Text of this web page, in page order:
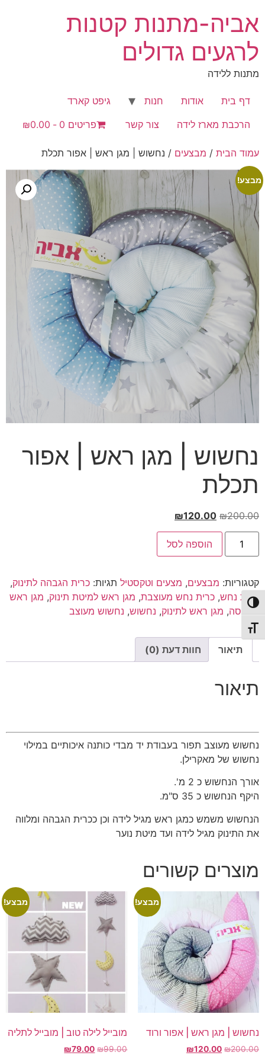
הפעל/כבה ניגודיות גבוהה
מתג גודל גופן
לתוכן
אביה-מתנות קטנות
לרגעים גדולים
מתנות ללידה
דף בית אודות חנות
גיפט קארד
הרכבת מארז לידה
צור קשר פריטים 0 ₪0.00
עמוד הבית / מבצעים / נחשוש | מגן ראש | אפור תכלת
מבצע!
נחשוש | מגן ראש | אפור
תכלת
₪200.00
המחיר
המקורי
היה:
₪200.00.
₪120.00
הנוכחי
הוא:
₪120.00.
כמות
נחשוש
ראש
|
אפור
תכלת
הוספה לסל
קטגוריות: מבצעים, מצעים וטקסטיל תגיות: כרית הגבהה לתינוק,
כרית נחש, כרית נחש מעוצבת, מגן ראש למיטת תינוק, מגן ראש
לעריסה, מגן ראש לתינוק, נחשוש, נחשוש מעוצב
תיאור חוות דעת (0)
תיאור
נחשוש מעוצב תפור בעבודת יד מבדי כותנה איכותיים במילוי
נחשוש של מאקרילן.
אורך הנחשוש כ 2 מ'.
היקף הנחשוש כ 35 ס"מ.
הנחשוש משמש כמגן ראש מגיל לידה וכן ככרית הגבהה ומלווה
את התינוק מגיל לידה ועד מיטת נוער
מוצרים קשורים
מבצע!
נחשוש | מגן ראש | אפור ורוד
₪200.00
המחיר
₪120.00
מבצע!
מובייל לילה טוב | מובייל לתליה
₪99.00
המחיר₪79.00
המחיר